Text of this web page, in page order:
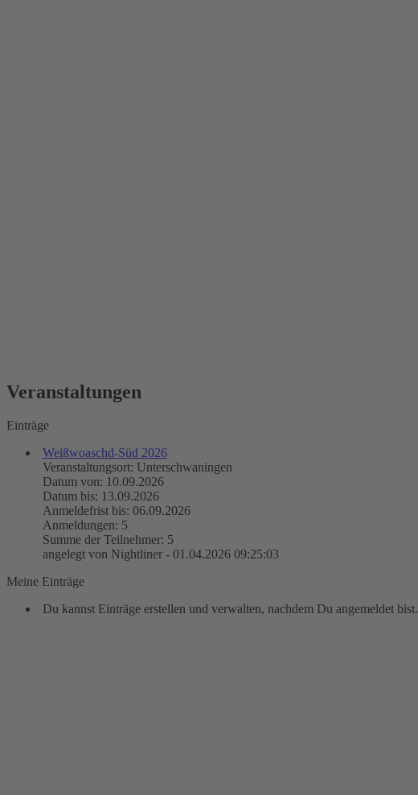
Veranstaltungen
Einträge
Weißwoaschd-Süd 2026
Veranstaltungsort: Unterschwaningen
Datum von: 10.09.2026
Datum bis: 13.09.2026
Anmeldefrist bis: 06.09.2026
Anmeldungen: 5
Summe der Teilnehmer: 5
angelegt von Nightliner - 01.04.2026 09:25:03
Meine Einträge
Du kannst Einträge erstellen und verwalten, nachdem Du angemeldet bist.